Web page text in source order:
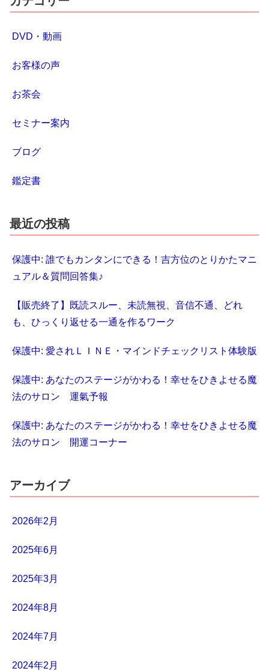
DVD・動画
お客様の声
お茶会
セミナー案内
ブログ
鑑定書
最近の投稿
保護中: 誰でもカンタンにできる！吉方位のとりかたマニ
ュアル＆質問回答集♪
【販売終了】既読スルー、未読無視、音信不通、どれ
も、ひっくり返せる一通を作るワーク
保護中: 愛されＬＩＮＥ・マインドチェックリスト体験版
保護中: あなたのステージがかわる！幸せをひきよせる魔
法のサロン 運氣予報
保護中: あなたのステージがかわる！幸せをひきよせる魔
法のサロン 開運コーナー
アーカイブ
2026年2月
2025年6月
2025年3月
2024年8月
2024年7月
2024年2月